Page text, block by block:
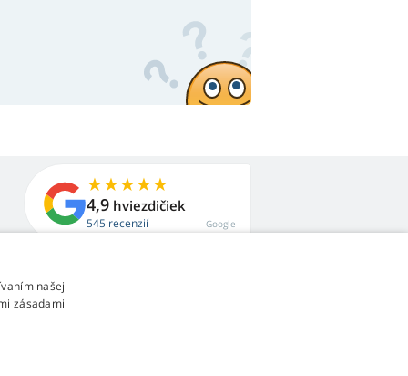
4,9 hviezdičiek
545 recenzií Google
našej
zásadami